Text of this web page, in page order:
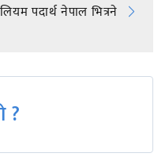
पदार्थ नेपाल भित्रने
?